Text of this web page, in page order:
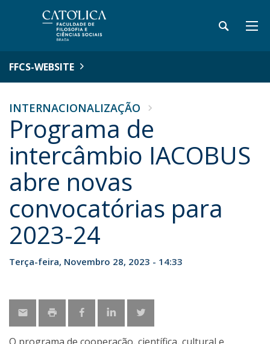
FFCS-WEBSITE
INTERNACIONALIZAÇÃO
Programa de
intercâmbio IACOBUS
abre novas
convocatórias para
2023-24
Terça-feira, Novembro 28, 2023 - 14:33